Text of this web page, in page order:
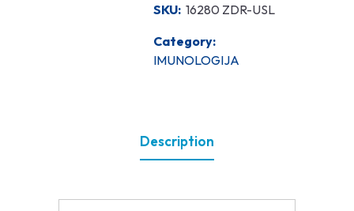
SKU: 16280 ZDR-USL
Category:
IMUNOLOGIJA
Description